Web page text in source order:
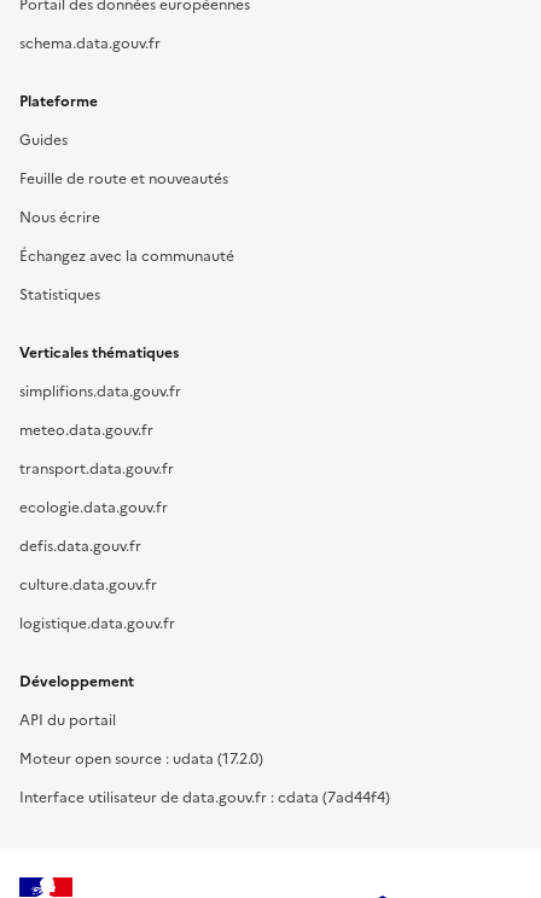
schema.data.gouv.fr
Plateforme
Guides
Feuille de route et nouveautés
Nous écrire
Échangez avec la communauté
Statistiques
Verticales thématiques
simplifions.data.gouv.fr
meteo.data.gouv.fr
transport.data.gouv.fr
ecologie.data.gouv.fr
defis.data.gouv.fr
culture.data.gouv.fr
logistique.data.gouv.fr
Développement
API du portail
Moteur open source : udata (17.2.0)
Interface utilisateur de data.gouv.fr : cdata (7ad44f4)